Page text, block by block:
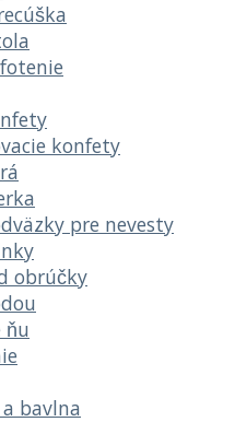
konfety
pre nevesty
obrúčky
ňu
bavlna